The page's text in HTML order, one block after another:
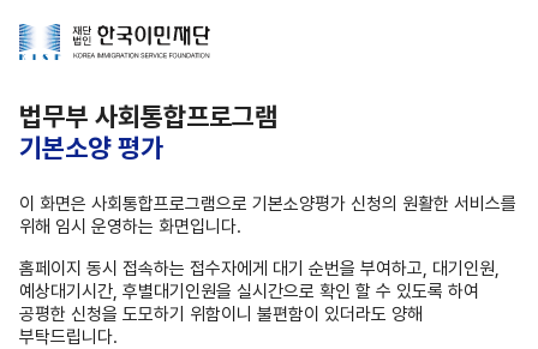
법무부 사회통합프로그램
기본소양 평가
이 화면은 사회통합프로그램으로 기본소양평가 신청의 원활한 서비스를
위해 임시 운영하는 화면입니다.
홈페이지 동시 접속하는 접수자에게 대기 순번을 부여하고, 대기인원,
예상대기시간, 후별대기인원을 실시간으로 확인 할 수 있도록 하여
공평한 신청을 도모하기 위함이니 불편함이 있더라도 양해
부탁드립니다.